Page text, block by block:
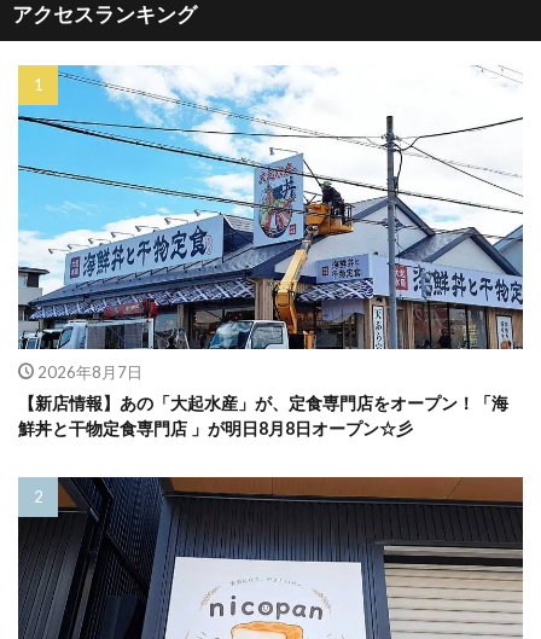
アクセスランキング
2026年8月7日
【新店情報】あの「大起水産」が、定食専門店をオープン！「海
鮮丼と干物定食専門店 」が明日8月8日オープン☆彡